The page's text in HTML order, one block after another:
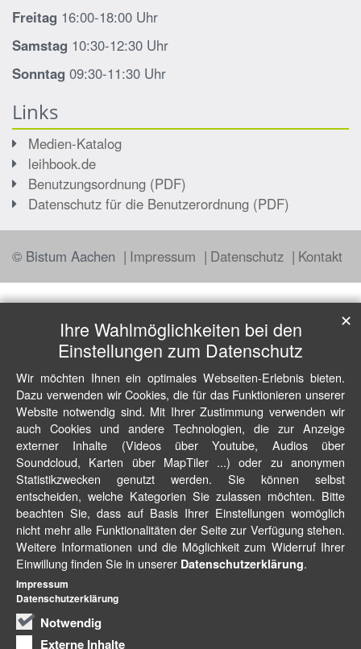
Freitag 16:00-18:00 Uhr
Samstag 10:30-12:30 Uhr
Sonntag 09:30-11:30 Uhr
Links
Medien-Katalog
leihbook.de
Benutzungsordnung (PDF)
Datenschutz für die Benutzerordnung (PDF)
© Bistum Aachen Impressum Datenschutz Kontakt
Ihre Wahlmöglichkeiten bei den
Einstellungen zum Datenschutz
Wir möchten Ihnen ein optimales Webseiten-Erlebnis bieten.
Dazu verwenden wir Cookies, die für das Funktionieren unserer
Website notwendig sind. Mit Ihrer Zustimmung verwenden wir
auch Cookies und andere Technologien, die zur Anzeige
externer Inhalte (Videos über Youtube, Audios über
Soundcloud, Karten über MapTiler ...) oder zu anonymen
Statistikzwecken genutzt werden. Sie können selbst
entscheiden, welche Kategorien Sie zulassen möchten. Bitte
beachten Sie, dass auf Basis Ihrer Einstellungen womöglich
nicht mehr alle Funktionalitäten der Seite zur Verfügung stehen.
Weitere Informationen und die Möglichkeit zum Widerruf Ihrer
Einwillung finden Sie in unserer Datenschutzerklärung.
Notwendig
Externe Inhalte
✕
Impressum
Datenschutzerklärung